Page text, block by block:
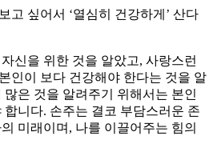
고 싶어서 ‘열심히 건강하게’ 산다
신을 위한 것을 알았고, 사랑스런
인이 보다 건강해야 한다는 것을 알
은 것을 알려주기 위해서는 본인
니다. 손주는 결코 부담스러운 존
미래이며, 나를 이끌어주는 힘의